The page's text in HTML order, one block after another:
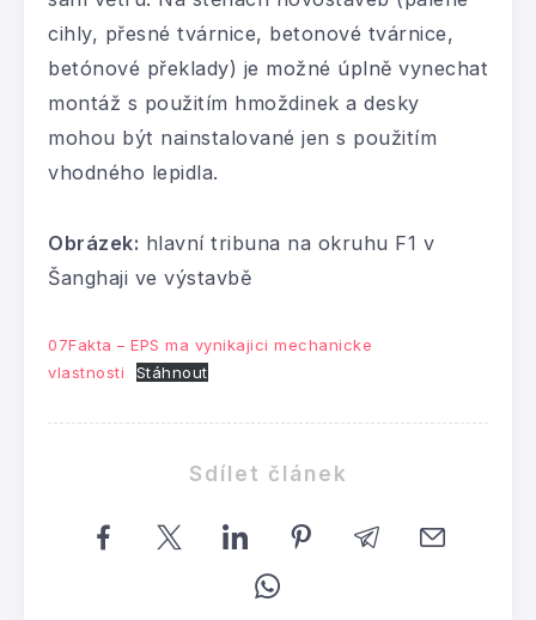
cihly, přesné tvárnice, betonové tvárnice,
betónové překlady) je možné úplně vynechat
montáž s použitím hmoždinek a desky
mohou být nainstalované jen s použitím
vhodného lepidla.
Obrázek: hlavní tribuna na okruhu F1 v
Šanghaji ve výstavbě
07Fakta – EPS ma vynikajici mechanicke
vlastnosti
Stáhnout
Sdílet článek